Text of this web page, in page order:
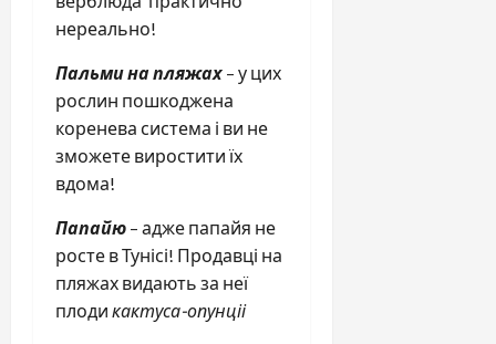
нереально!
Пальми на пляжах – у цих
рослин пошкоджена
коренева система і ви не
зможете виростити їх
вдома!
Папайю – адже папайя не
росте в Тунісі! Продавці на
пляжах видають за неї
плоди кактуса-опунціі